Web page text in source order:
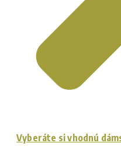
Vyberáte si vhodnú